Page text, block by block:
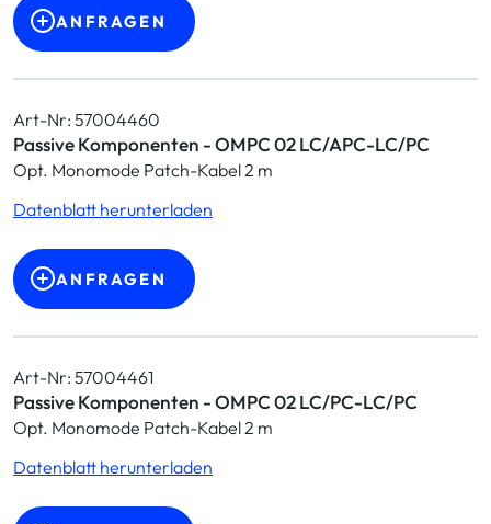
ANFRAGEN
Art-Nr: 57004460
Passive Komponenten - OMPC 02 LC/APC-LC/PC
Opt. Monomode Patch-Kabel 2 m
Datenblatt herunterladen
ANFRAGEN
Art-Nr: 57004461
Passive Komponenten - OMPC 02 LC/PC-LC/PC
Opt. Monomode Patch-Kabel 2 m
Datenblatt herunterladen